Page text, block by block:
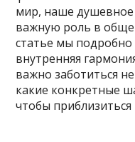
мир, наше душевное
важную роль в
статье мы
внутренняя
важно заботиться
какие конкретные
чтобы